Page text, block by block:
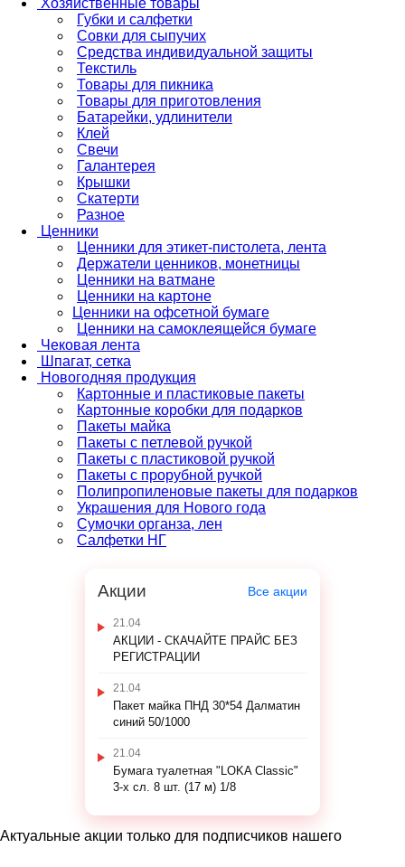
Хозяйственные товары
Губки и салфетки
Совки для сыпучих
Средства индивидуальной защиты
Текстиль
Товары для пикника
Товары для приготовления
Батарейки, удлинители
Клей
Свечи
Галантерея
Крышки
Скатерти
Разное
Ценники
Ценники для этикет-пистолета, лента
Держатели ценников, монетницы
Ценники на ватмане
Ценники на картоне
Ценники на офсетной бумаге
Ценники на самоклеящейся бумаге
Чековая лента
Шпагат, сетка
Новогодняя продукция
Картонные и пластиковые пакеты
Картонные коробки для подарков
Пакеты майка
Пакеты с петлевой ручкой
Пакеты с пластиковой ручкой
Пакеты с прорубной ручкой
Полипропиленовые пакеты для подарков
Украшения для Нового года
Сумочки органза, лен
Салфетки НГ
Акции Все акции
21.04
АКЦИИ - СКАЧАЙТЕ ПРАЙС БЕЗ
РЕГИСТРАЦИИ
21.04
Пакет майка ПНД 30*54 Далматин
синий 50/1000
21.04
Бумага туалетная "LOKA Classic"
3-х сл. 8 шт. (17 м) 1/8
Актуальные акции только для подписчиков нашего